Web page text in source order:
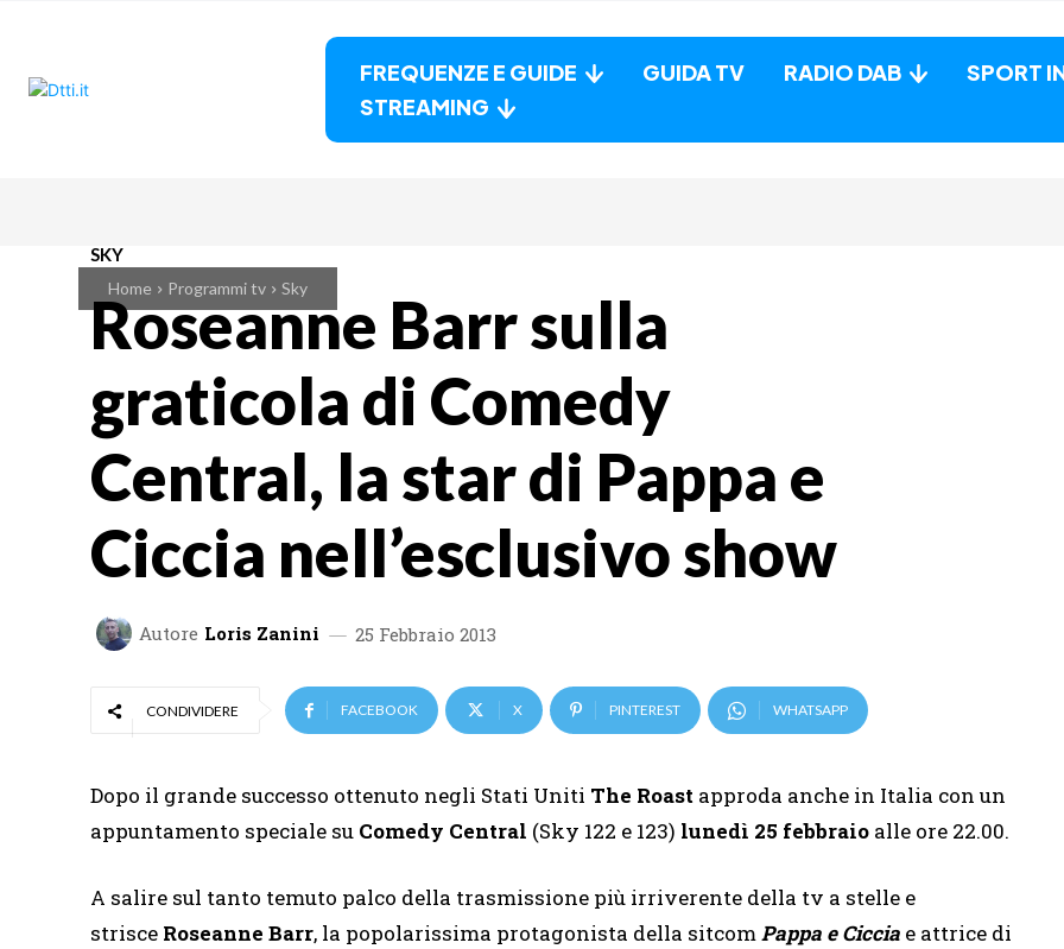
FREQUENZE E GUIDE GUIDA TV RADIO DAB SPORT
STREAMING
Home Programmi tv Sky
SKY
Roseanne Barr sulla
graticola di Comedy
Central, la star di Pappa e
Ciccia nell’esclusivo show
Autore Loris Zanini 25 Febbraio 2013
CONDIVIDERE FACEBOOK X PINTEREST WHATSAPP
Dopo il grande successo ottenuto negli Stati Uniti The Roast approda anche in Italia con un
appuntamento speciale su Comedy Central (Sky 122 e 123) lunedì 25 febbraio alle ore 22.00.
A salire sul tanto temuto palco della trasmissione più irriverente della tv a stelle e
strisce Roseanne Barr, la popolarissima protagonista della sitcomPappa e Ciccia e attrice di